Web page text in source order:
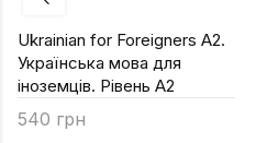
Ukrainian for Foreigners A2.
Українська мова для
іноземців. Рівень А2
540 грн